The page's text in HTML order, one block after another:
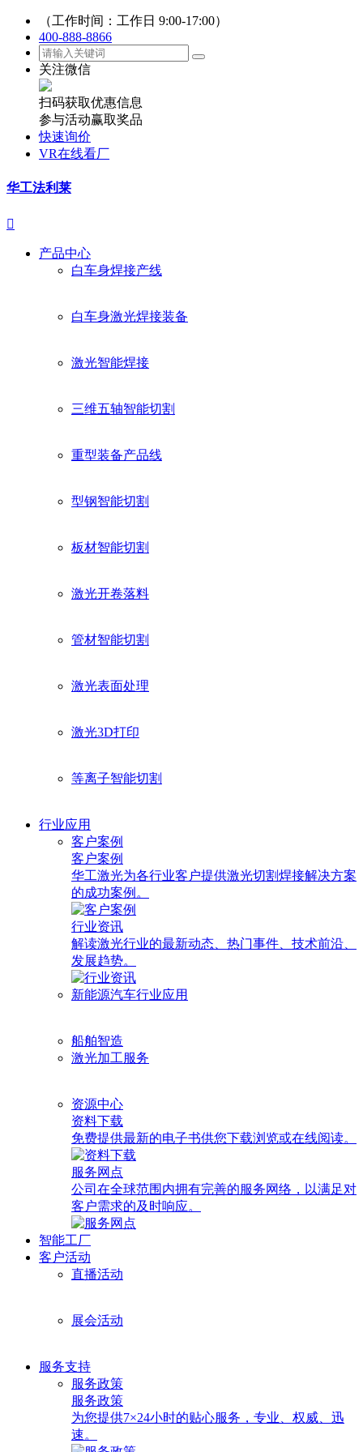
（工作时间：工作日 9:00-17:00）
400-888-8866
关注微信
扫码获取优惠信息
参与活动赢取奖品
快速询价
VR在线看厂
华工法利莱

产品中心
白车身焊接产线
白车身激光焊接装备
激光智能焊接
三维五轴智能切割
重型装备产品线
型钢智能切割
板材智能切割
激光开卷落料
管材智能切割
激光表面处理
激光3D打印
等离子智能切割
行业应用
客户案例
客户案例
华工激光为各行业客户提供激光切割焊接解决方案
的成功案例。
行业资讯
解读激光行业的最新动态、热门事件、技术前沿、
发展趋势。
新能源汽车行业应用
船舶智造
激光加工服务
资源中心
资料下载
免费提供最新的电子书供您下载浏览或在线阅读。
服务网点
公司在全球范围内拥有完善的服务网络，以满足对
客户需求的及时响应。
智能工厂
客户活动
直播活动
展会活动
服务支持
服务政策
服务政策
为您提供7×24小时的贴心服务，专业、权威、迅
速。